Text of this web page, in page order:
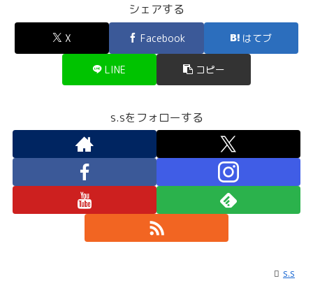
シェアする
X Facebook はてブ
LINE コピー
s.sをフォローする
s.s